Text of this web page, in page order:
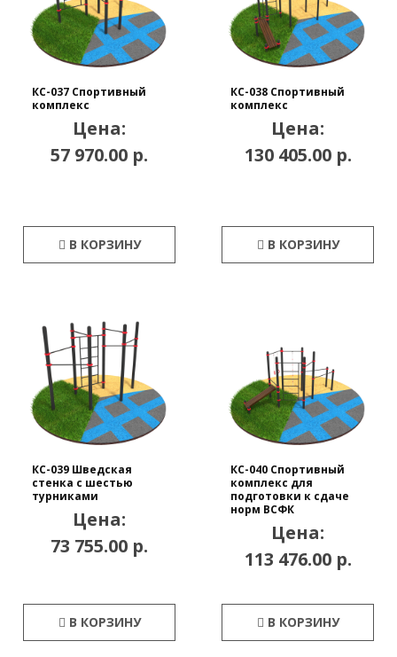
КС-037 Спортивный
комплекс
Цена:
57 970.00 р.
В КОРЗИНУ
КС-038 Спортивный
комплекс
Цена:
130 405.00 р.
В КОРЗИНУ
КС-039 Шведская
стенка с шестью
турниками
Цена:
73 755.00 р.
В КОРЗИНУ
КС-040 Спортивный
комплекс для
подготовки к сдаче
норм ВСФК
Цена:
113 476.00 р.
В КОРЗИНУ